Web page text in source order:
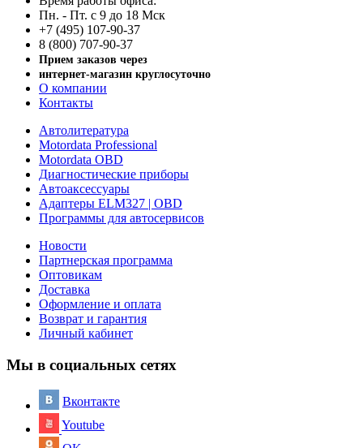
Пн. - Пт. с 9 до 18 Мск
+7 (495) 107-90-37
8 (800) 707-90-37
Прием заказов через
интернет-магазин круглосуточно
О компании
Контакты
Автолитература
Motordata Professional
Motordata OBD
Диагностические приборы
Автоаксессуары
Адаптеры ELM327 | OBD
Программы для автосервисов
Новости
Партнерская программа
Оптовикам
Доставка
Оформление и оплата
Возврат и гарантия
Личный кабинет
Мы в социальных сетях
Вконтакте
Youtube